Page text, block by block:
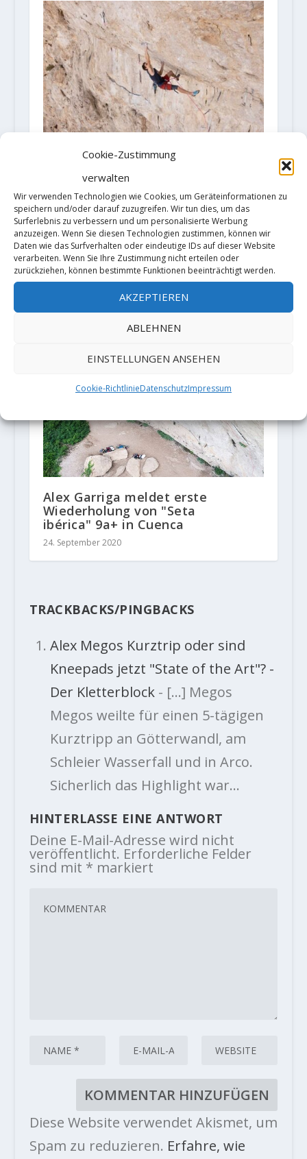
Cookie-Zustimmung
verwalten
Wir verwenden Technologien wie Cookies, um Geräteinformationen zu
speichern und/oder darauf zuzugreifen. Wir tun dies, um das
Surferlebnis zu verbessern und um personalisierte Werbung
anzuzeigen. Wenn Sie diesen Technologien zustimmen, können wir
Daten wie das Surfverhalten oder eindeutige IDs auf dieser Website
verarbeiten. Wenn Sie Ihre Zustimmung nicht erteilen oder
zurückziehen, können bestimmte Funktionen beeinträchtigt werden.
AKZEPTIEREN
ABLEHNEN
EINSTELLUNGEN ANSEHEN
Cookie-RichtlinieDatenschutzImpressum
Video: Seb Bouin meldet
Jumbo Love" 9b+
10. Mai 2023
Alex Garriga meldet erste
Wiederholung von "Seta
ibérica" 9a+ in Cuenca
24. September 2020
TRACKBACKS/PINGBACKS
Alex Megos Kurztrip oder sind
Kneepads jetzt "State of the Art"? -
Der Kletterblock- […] Megos
Megos weilte für einen 5-tägigen
Kurztripp an Götterwandl, am
Schleier Wasserfall und in Arco.
Sicherlich das Highlight war…
HINTERLASSE EINE ANTWORT
Deine E-Mail-Adresse wird nicht
veröffentlicht. Erforderliche Felder
sind mit * markiert
Diese Website verwendet Akismet, um
Spam zu reduzieren. Erfahre, wie